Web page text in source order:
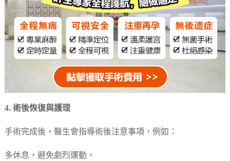
4. 術後恢復與護理
手術完成後，醫生會指導術後注意事項，例如：
多休息，避免劇烈運動。